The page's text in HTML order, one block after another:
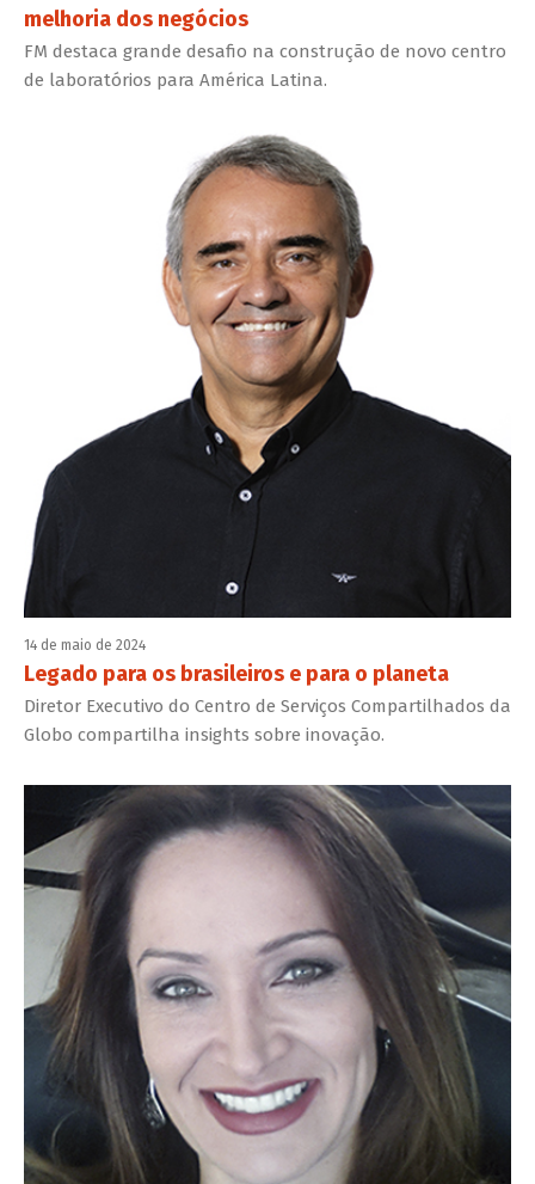
melhoria dos negócios
FM destaca grande desafio na construção de novo centro
de laboratórios para América Latina.
14 de maio de 2024
Legado para os brasileiros e para o planeta
Diretor Executivo do Centro de Serviços Compartilhados da
Globo compartilha insights sobre inovação.